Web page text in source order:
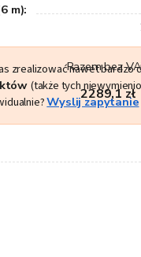
m):
zrealizować nawet bardzo
(także tych
Wyslij zapytanie
Razem bez
2289,1 zł